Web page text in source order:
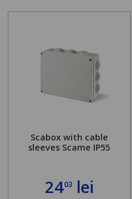
Scabox with cable
sleeves Scame IP55
2403lei